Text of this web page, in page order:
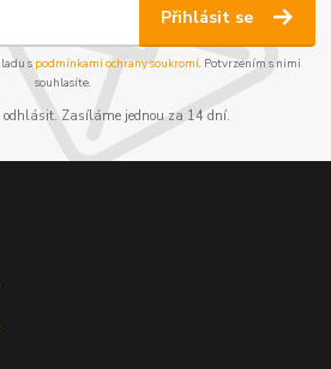
Přihlásit se
s podmínkami ochrany soukromí. Potvrzením s nimi
souhlasíte.
odhlásit. Zasíláme jednou za 14 dní.